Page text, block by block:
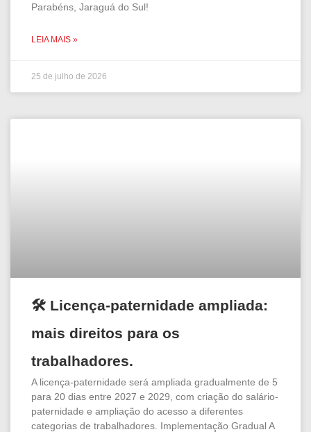
Parabéns, Jaraguá do Sul!
LEIA MAIS »
25 de julho de 2026
🛠️ Licença-paternidade ampliada:
mais direitos para os
trabalhadores.
A licença-paternidade será ampliada gradualmente de 5
para 20 dias entre 2027 e 2029, com criação do salário-
paternidade e ampliação do acesso a diferentes
categorias de trabalhadores. Implementação Gradual A